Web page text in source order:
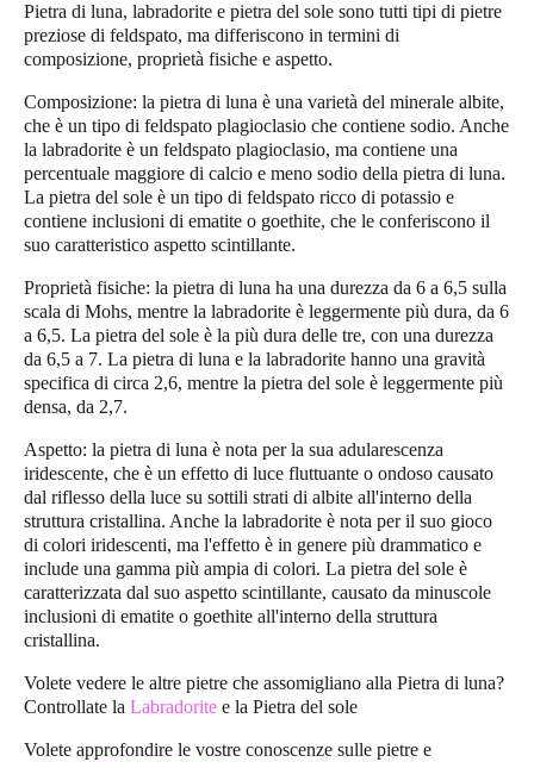
Pietra di luna, labradorite e pietra del sole sono tutti tipi di pietre
preziose di feldspato, ma differiscono in termini di
composizione, proprietà fisiche e aspetto.
Composizione: la pietra di luna è una varietà del minerale albite,
che è un tipo di feldspato plagioclasio che contiene sodio. Anche
la labradorite è un feldspato plagioclasio, ma contiene una
percentuale maggiore di calcio e meno sodio della pietra di luna.
La pietra del sole è un tipo di feldspato ricco di potassio e
contiene inclusioni di ematite o goethite, che le conferiscono il
suo caratteristico aspetto scintillante.
Proprietà fisiche: la pietra di luna ha una durezza da 6 a 6,5 ​​sulla
scala di Mohs, mentre la labradorite è leggermente più dura, da 6
a 6,5. La pietra del sole è la più dura delle tre, con una durezza
da 6,5 ​​a 7. La pietra di luna e la labradorite hanno una gravità
specifica di circa 2,6, mentre la pietra del sole è leggermente più
densa, da 2,7.
Aspetto: la pietra di luna è nota per la sua adularescenza
iridescente, che è un effetto di luce fluttuante o ondoso causato
dal riflesso della luce su sottili strati di albite all'interno della
struttura cristallina. Anche la labradorite è nota per il suo gioco
di colori iridescenti, ma l'effetto è in genere più drammatico e
include una gamma più ampia di colori. La pietra del sole è
caratterizzata dal suo aspetto scintillante, causato da minuscole
inclusioni di ematite o goethite all'interno della struttura
cristallina.
Volete vedere le altre pietre che assomigliano alla Pietra di luna?
Controllate la Labradorite e la Pietra del sole
Volete approfondire le vostre conoscenze sulle pietre e